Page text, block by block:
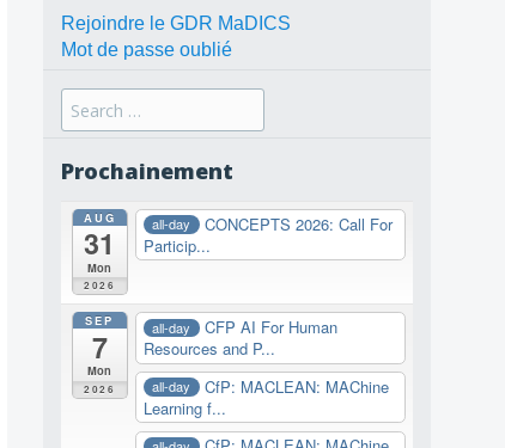
Rejoindre le GDR MaDICS
Mot de passe oublié
Search
for:
Prochainement
AUG
31
Mon
2026
all-day
CONCEPTS 2026: Call For
Particip...
SEP
7
Mon
2026
all-day
CFP AI For Human
Resources and P...
all-day
CfP: MACLEAN: MAChine
Learning f...